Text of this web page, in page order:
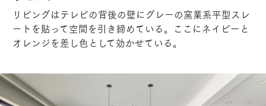
リビングはテレビの背後の壁にグレーの窯業系平型スレ
ートを貼って空間を引き締めている。ここにネイビーと
オレンジを差し色として効かせている。